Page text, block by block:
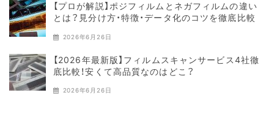
【プロが解説】ポジフィルムとネガフィルムの違い
とは？見分け方・特徴・データ化のコツを徹底比較
2026年6月26日
【2026年最新版】フィルムスキャンサービス4社徹
底比較！安くて高品質なのはどこ？
2026年6月26日